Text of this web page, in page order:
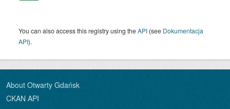
You can also access this registry using theAPI (see Dokumentacja
API).
About Otwarty Gdańsk
CKAN API